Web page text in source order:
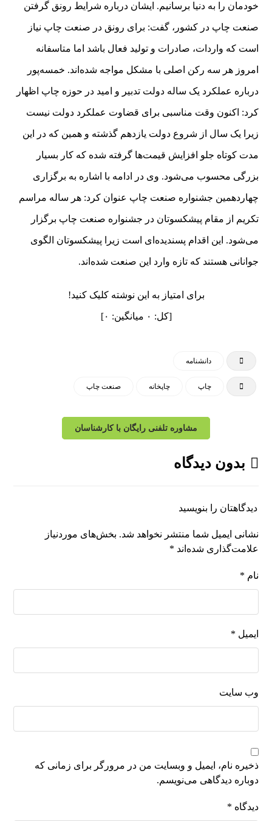
خودمان را به دنیا برسانیم. ایشان درباره شرایط رونق گرفتن
صنعت چاپ در کشور، گفت: برای رونق در صنعت چاپ نیاز
است که واردات، صادرات و تولید فعال باشد اما متاسفانه
امروز هر سه رکن اصلی با مشکل مواجه شده‌اند. خمسه‌پور
درباره عملکرد یک ساله دولت تدبیر و امید در حوزه چاپ اظهار
کرد: اکنون وقت مناسبی برای قضاوت عملکرد دولت نیست
زیرا یک سال از شروع دولت یازدهم گذشته و همین که در این
مدت کوتاه جلو افزایش قیمت‌ها گرفته شده که کار بسیار
بزرگی محسوب می‌شود. وی در ادامه با اشاره به برگزاری
چهاردهمین جشنواره صنعت چاپ عنوان کرد: هر ساله مراسم
تکریم از مقام پیشکسوتان در جشنواره صنعت چاپ برگزار
می‌شود. این اقدام پسندیده‌ای است زیرا پیشکسوتان الگوی
جوانانی هستند که تازه وارد این صنعت شده‌اند.
برای امتیاز به این نوشته کلیک کنید!
[کل: ۰ میانگین: ۰]
دانشنامه
چاپ چاپخانه صنعت چاپ
مشاوره تلفنی رایگان با کارشناسان
بدون دیدگاه
دیدگاهتان را بنویسید
نشانی ایمیل شما منتشر نخواهد شد. بخش‌های موردنیاز
علامت‌گذاری شده‌اند *
نام *
ایمیل *
وب‌ سایت
ذخیره نام، ایمیل و وبسایت من در مرورگر برای زمانی که
دوباره دیدگاهی می‌نویسم.
دیدگاه *